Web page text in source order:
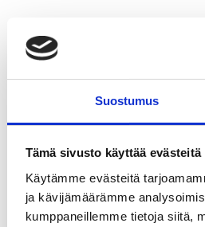
Suostumus
Tämä sivusto käyttää evästeitä
Käytämme evästeitä
ja kävijämäärämme
kumppaneillemme tietoja siitä,
Miten lisätä
Tässä kahdeksan
1. Vakautaa verensokeri